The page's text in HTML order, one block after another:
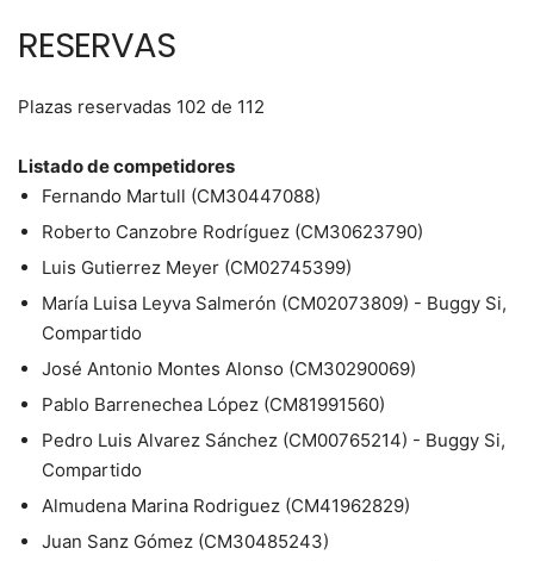
RESERVAS
Plazas reservadas 102 de 112
Listado de competidores
Fernando Martull (CM30447088)
Roberto Canzobre Rodríguez (CM30623790)
Luis Gutierrez Meyer (CM02745399)
María Luisa Leyva Salmerón (CM02073809) - Buggy Si,
Compartido
José Antonio Montes Alonso (CM30290069)
Pablo Barrenechea López (CM81991560)
Pedro Luis Alvarez Sánchez (CM00765214) - Buggy Si,
Compartido
Almudena Marina Rodriguez (CM41962829)
Juan Sanz Gómez (CM30485243)